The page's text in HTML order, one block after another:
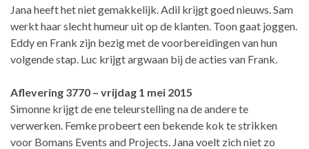
Jana heeft het niet gemakkelijk. Adil krijgt goed nieuws. Sam
werkt haar slecht humeur uit op de klanten. Toon gaat joggen.
Eddy en Frank zijn bezig met de voorbereidingen van hun
volgende stap. Luc krijgt argwaan bij de acties van Frank.
Aflevering 3770 – vrijdag 1 mei 2015
Simonne krijgt de ene teleurstelling na de andere te
verwerken. Femke probeert een bekende kok te strikken
voor Bomans Events and Projects. Jana voelt zich niet zo